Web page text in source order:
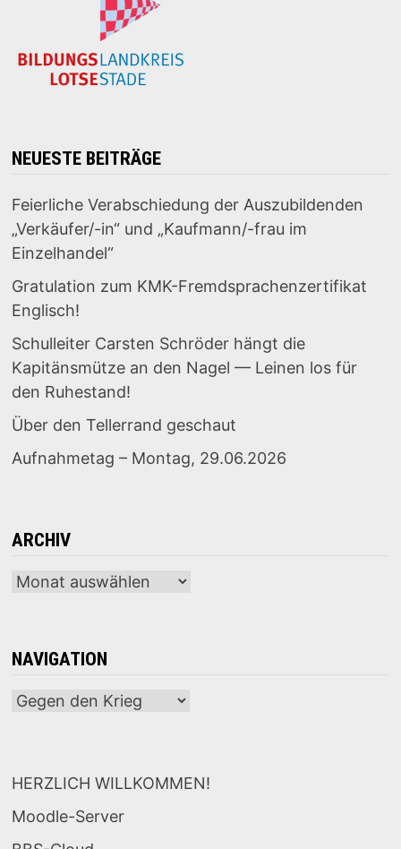
NEUESTE BEITRÄGE
Feierliche Verabschiedung der Auszubildenden
„Verkäufer/-in“ und „Kaufmann/-frau im
Einzelhandel“
Gratulation zum KMK-Fremdsprachenzertifikat
Englisch!
Schulleiter Carsten Schröder hängt die
Kapitänsmütze an den Nagel — Leinen los für
den Ruhestand!
Über den Tellerrand geschaut
Aufnahmetag – Montag, 29.06.2026
ARCHIV
Archiv
NAVIGATION
Navigation
HERZLICH WILLKOMMEN!
Moodle-Server